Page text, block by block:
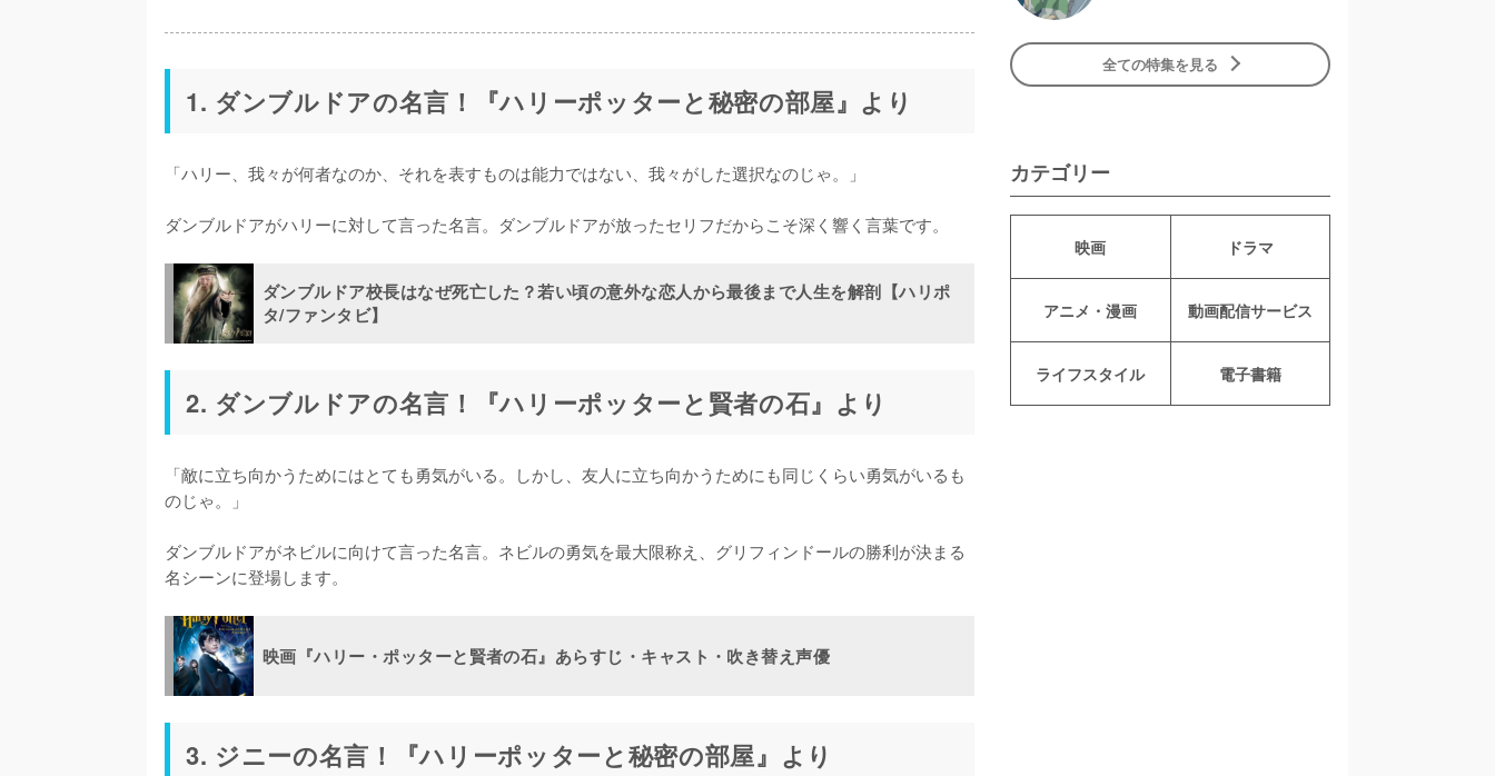
1. ダンブルドアの名言！『ハリーポッターと秘密の部屋』より
「ハリー、我々が何者なのか、それを表すものは能力ではない、我々がした選択なのじゃ。」
ダンブルドア校長はなぜ死亡した？若い頃の意外な恋人から最後まで人生を解剖【ハリポ
タ/ファンタビ】
2. ダンブルドアの名言！『ハリーポッターと賢者の石』より
「敵に立ち向かうためにはとても勇気がいる。しかし、友人に立ち向かうためにも同じくらい勇気がいるも
のじゃ。」
ダンブルドアがネビルに向けて言った名言。ネビルの勇気を最大限称え、グリフィンドールの勝利が決まる
名シーンに登場します。
映画『ハリー・ポッターと賢者の石』あらすじ・キャスト・吹き替え声優
3. ジニーの名言！『ハリーポッターと秘密の部屋』より
全ての特集を見る
カテゴリー
映画 ドラマ
アニメ・漫画 動画配信サービス
ライフスタイル 電子書籍